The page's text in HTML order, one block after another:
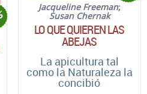
Jacqueline Freeman;
Susan Chernak
LO QUE QUIEREN LAS
ABEJAS
La apicultura tal
como la Naturaleza la
concibió